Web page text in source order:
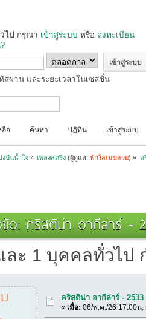
ไป กรุณา เข้าสู่ระบบ หรือ ลงทะเบียน
ผ่าน และระยะเวลาในเซสชั่น
ลือ ค้นหา ปฏิทิน เข้าสู่ระบบ
งปันน้ำใจ» เพลงสตริง (ผู้ดูแล:ฟ้าใสเมฆสวย) » ค
อ: คริสติน่า อากีล่าร์ -
ละ 1 บุคคลทั่วไป
คริสติน่า อากีล่าร์ -
« เมื่อ: 06/พ.ค./26 17:00น.